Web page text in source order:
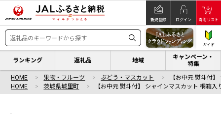
新規登録 ログイン 寄附リスト
ガイド
ランキング 返礼品 地域
キャンペーン・
特集
HOME 果物・フルーツ ぶどう・マスカット
【お中元 熨斗付
HOME
茨城県城里町 【お中元 熨斗付】 シャインマスカット 桐箱入